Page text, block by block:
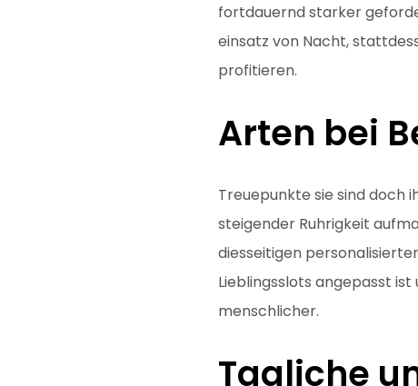
fortdauernd starker
einsatz von Nacht,
profitieren.
Arten bei
Treuepunkte sie sind doch
steigender Ruhrigkeit
diesseitigen
Lieblingsslots angepasst
menschlicher.
Tagliche